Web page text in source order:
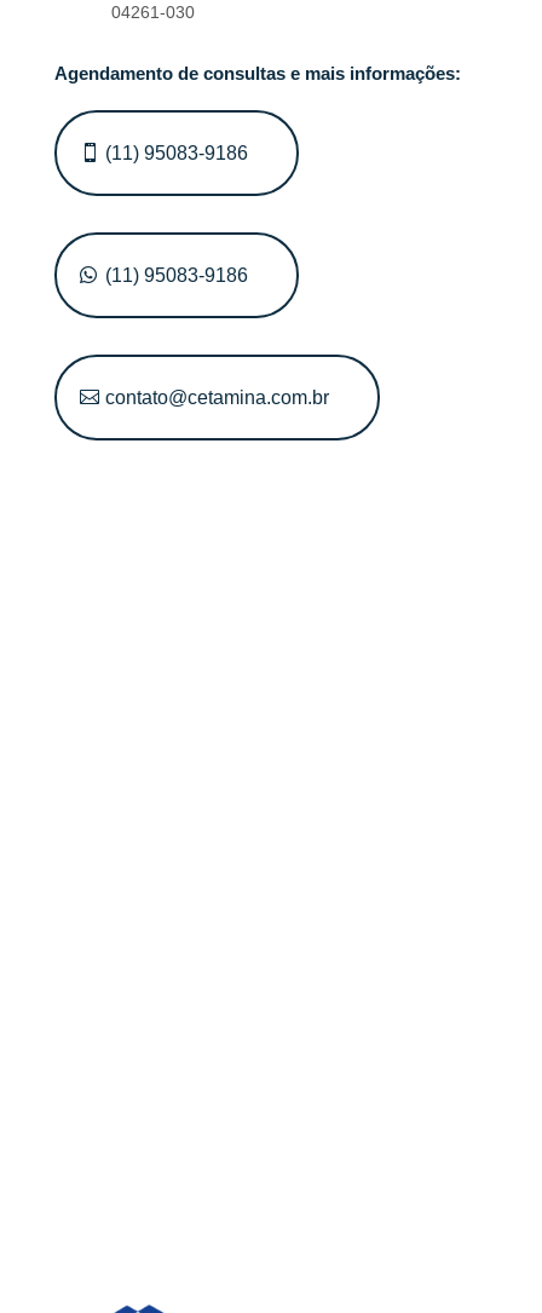
04261-030
Agendamento de consultas e mais informações:
(11) 95083-9186
(11) 95083-9186
contato@cetamina.com.br